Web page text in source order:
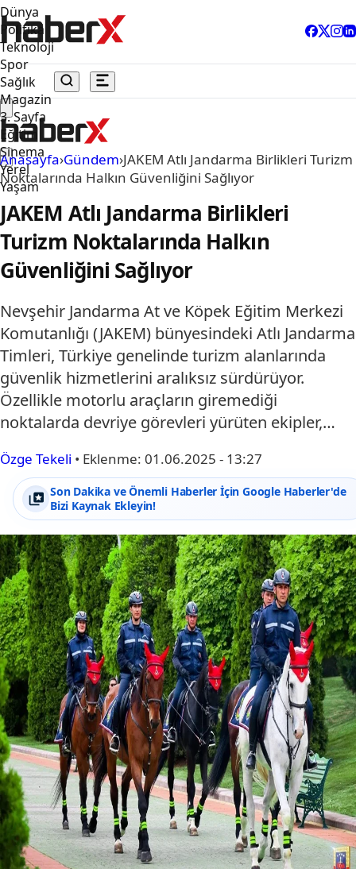
Dünya
Politika
Teknoloji
Spor
Sağlık
Magazin
3. Sayfa
Eğitim
Sinema
Yerel
Yaşam
Anasayfa›Gündem›JAKEM Atlı Jandarma Birlikleri Turizm
Noktalarında Halkın Güvenliğini Sağlıyor
JAKEM Atlı Jandarma Birlikleri
Turizm Noktalarında Halkın
Güvenliğini Sağlıyor
Nevşehir Jandarma At ve Köpek Eğitim Merkezi
Komutanlığı (JAKEM) bünyesindeki Atlı Jandarma
Timleri, Türkiye genelinde turizm alanlarında
güvenlik hizmetlerini aralıksız sürdürüyor.
Özellikle motorlu araçların giremediği
noktalarda devriye görevleri yürüten ekipler,…
Özge Tekeli • Eklenme: 01.06.2025 - 13:27
Son Dakika ve Önemli Haberler İçin Google Haberler'de
Bizi Kaynak Ekleyin!